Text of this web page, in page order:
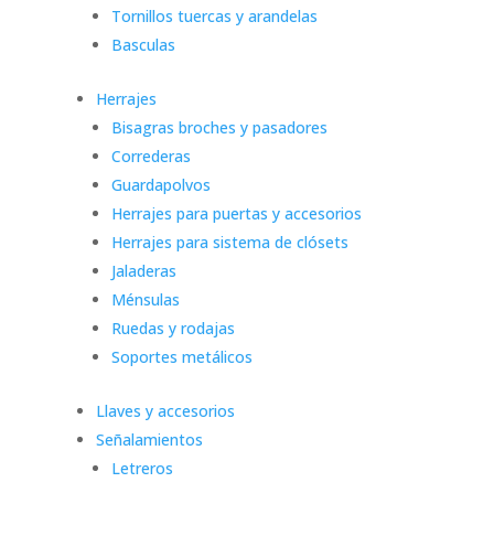
Tornillos tuercas y arandelas
Basculas
Herrajes
Bisagras broches y pasadores
Correderas
Guardapolvos
Herrajes para puertas y accesorios
Herrajes para sistema de clósets
Jaladeras
Ménsulas
Ruedas y rodajas
Soportes metálicos
Llaves y accesorios
Señalamientos
Letreros